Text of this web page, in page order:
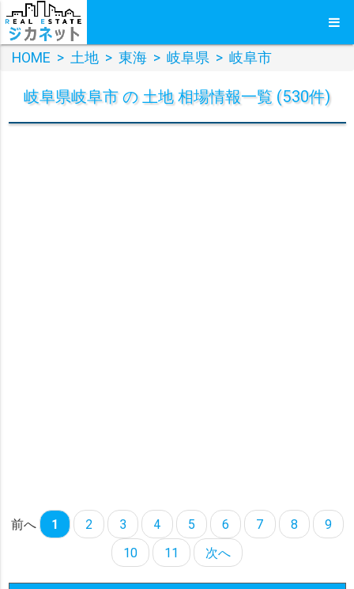
HOME > 土地 > 東海 > 岐阜県 > 岐阜市
岐阜県岐阜市 の 土地 相場情報一覧 (530件)
前へ 1 2 3 4 5 6 7 8
9
10
11 次へ